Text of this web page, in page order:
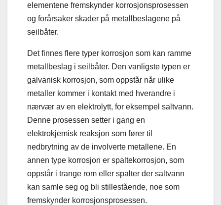
elementene fremskynder korrosjonsprosessen
og forårsaker skader på metallbeslagene på
seilbåter.
Det finnes flere typer korrosjon som kan ramme
metallbeslag i seilbåter. Den vanligste typen er
galvanisk korrosjon, som oppstår når ulike
metaller kommer i kontakt med hverandre i
nærvær av en elektrolytt, for eksempel saltvann.
Denne prosessen setter i gang en
elektrokjemisk reaksjon som fører til
nedbrytning av de involverte metallene. En
annen type korrosjon er spaltekorrosjon, som
oppstår i trange rom eller spalter der saltvann
kan samle seg og bli stillestående, noe som
fremskynder korrosjonsprosessen.